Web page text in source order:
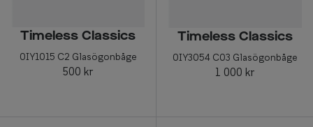
Timeless Classics
0IY1015 C2 Glasögonbåge
500 kr
Timeless Classics
0IY3054 C03 Glasögonbåge
1 000 kr